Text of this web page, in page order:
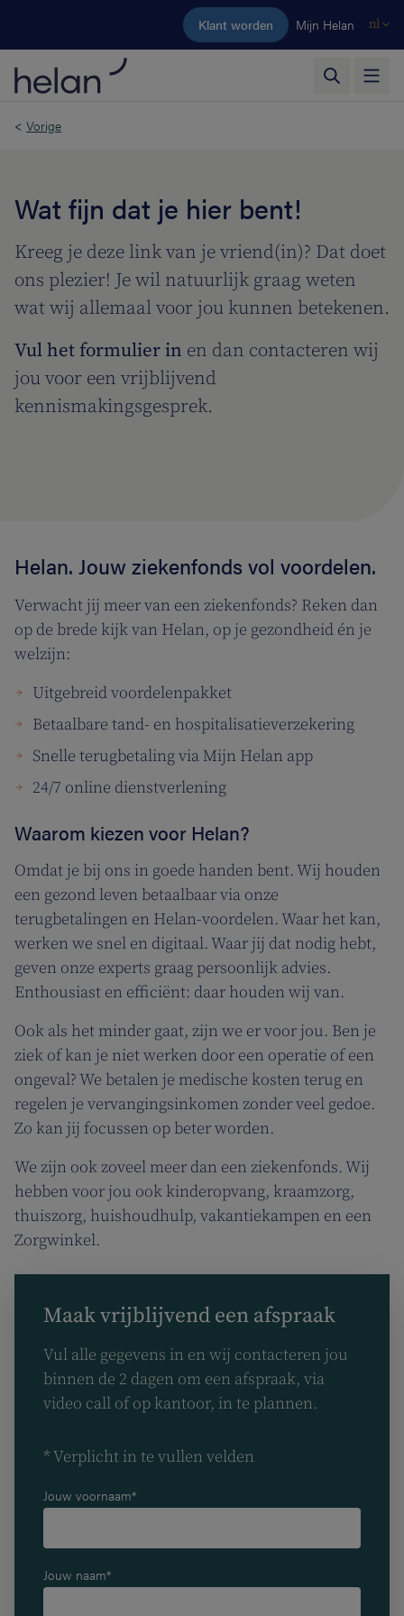
Ga naar de hoofdinhoud
Klant worden Mijn Helan nl
< Vorige
Wat fijn dat je hier bent!
Kreeg je deze link van je vriend(in)? Dat doet
ons plezier! Je wil natuurlijk graag weten
wat wij allemaal voor jou kunnen betekenen.
Vul het formulier in en dan contacteren wij
jou voor een vrijblijvend
kennismakingsgesprek.
Helan. Jouw ziekenfonds vol voordelen.
Verwacht jij meer van een ziekenfonds? Reken dan
op de brede kijk van Helan, op je gezondheid én je
welzijn:
Uitgebreid voordelenpakket
Betaalbare tand- en hospitalisatieverzekering
Snelle terugbetaling via Mijn Helan app
24/7 online dienstverlening
Waarom kiezen voor Helan?
Omdat je bij ons in goede handen bent. Wij houden
een gezond leven betaalbaar via onze
terugbetalingen en Helan-voordelen. Waar het kan,
werken we snel en digitaal. Waar jij dat nodig hebt,
geven onze experts graag persoonlijk advies.
Enthousiast en efficiënt: daar houden wij van.
Ook als het minder gaat, zijn we er voor jou. Ben je
ziek of kan je niet werken door een operatie of een
ongeval? We betalen je medische kosten terug en
regelen je vervangingsinkomen zonder veel gedoe.
Zo kan jij focussen op beter worden.
We zijn ook zoveel meer dan een ziekenfonds. Wij
hebben voor jou ook kinderopvang, kraamzorg,
thuiszorg, huishoudhulp, vakantiekampen en een
Zorgwinkel.
Maak vrijblijvend een afspraak
Vul alle gegevens in en wij contacteren jou
binnen de 2 dagen om een afspraak, via
video call of op kantoor, in te plannen.
* Verplicht in te vullen velden
Jouw voornaam*
Jouw naam*